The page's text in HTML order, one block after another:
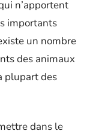
n’apportent
importants
un nombre
des animaux
plupart des
dans le